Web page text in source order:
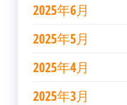
2025年6月
2025年5月
2025年4月
2025年3月